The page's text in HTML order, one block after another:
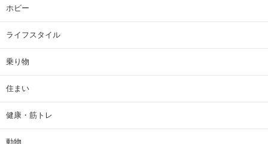
ホビー
ライフスタイル
乗り物
住まい
健康・筋トレ
動物